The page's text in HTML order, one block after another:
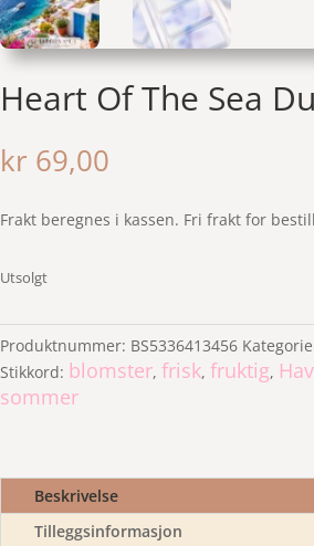
Heart Of The Sea
kr 69,00
Frakt beregnes i kassen. Fri frakt for
Utsolgt
Produktnummer: BS5336413456
Stikkord: blomster, frisk, fruktig, Hav
sommer
Beskrivelse
Tilleggsinformasjon